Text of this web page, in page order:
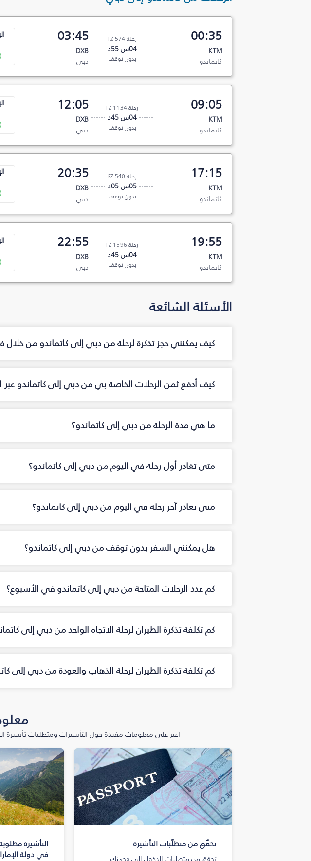
00:35
KTM
كاتماندو
رحلة FZ 574
04س 55د
بدون توقف
03:45
DXB
دبي
09:05
KTM
كاتماندو
رحلة FZ 1134
04س 45د
بدون توقف
12:05
DXB
دبي
17:15
KTM
كاتماندو
رحلة FZ 540
05س 05د
بدون توقف
20:35
DXB
دبي
19:55
KTM
كاتماندو
رحلة FZ 1596
04س 45د
بدون توقف
22:55
DXB
دبي
الأسئلة الشائعة
كيف يمكنني حجز تذكرة لرحلة من دبي إلى كاتماندو من خلال
كيف أدفع ثمن الرحلات الخاصة بي من دبي إلى كاتماندو عبر
ما هي مدة الرحلة من دبي إلى كاتماندو؟
متى تغادر أول رحلة في اليوم من دبي إلى كاتماندو؟
متى تغادر آخر رحلة في اليوم من دبي إلى كاتماندو؟
هل يمكنني السفر بدون توقف من دبي إلى كاتماندو؟
كم عدد الرحلات المتاحة من دبي إلى كاتماندو في الأسبوع؟
كم تكلفة تذكرة الطيران لرحلة الاتجاه الواحد من دبي إلى
كم تكلفة تذكرة الطيران لرحلة الذهاب والعودة من دبي إلى
اعثر على معلومات مفيدة حول التأشيرات ومتطلبات تأشيرة
تحقّق من متطلّبات التأشيرة
تحقق من متطلبات الدخول إلى وجهتك
التأشيرة
في دولة